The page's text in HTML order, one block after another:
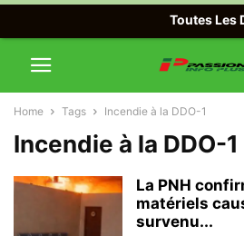
Home Tags Incendie à la DDO-1
Incendie à la DDO-1
La PNH
matériels
survenu...
Toutes Les